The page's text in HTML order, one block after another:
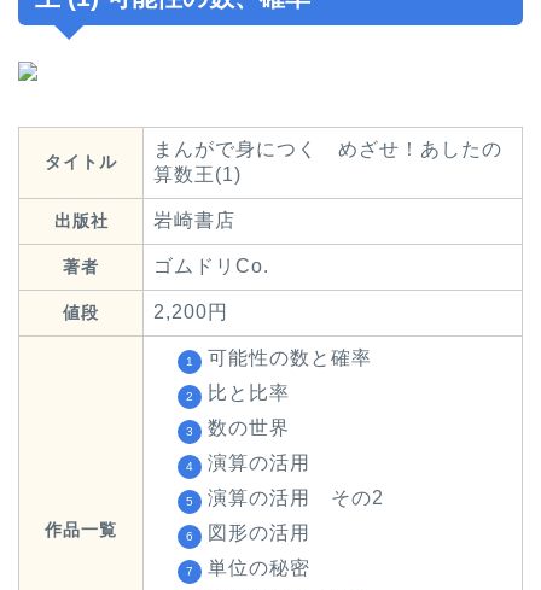
タイトル
まんがで身につく めざせ！あしたの
算数王(1)
出版社 岩崎書店
著者 ゴムドリCo.
値段 2,200円
作品一覧
可能性の数と確率
比と比率
数の世界
演算の活用
演算の活用 その2
図形の活用
単位の秘密